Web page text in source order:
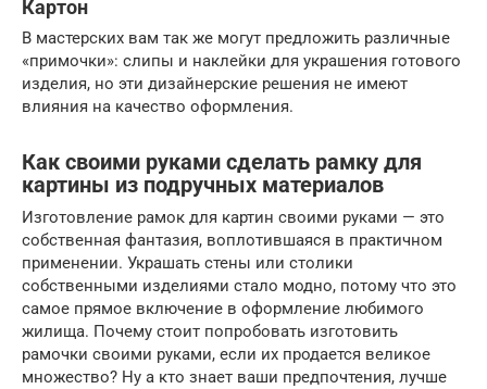
Картон
В мастерских вам так же могут предложить различные
«примочки»: слипы и наклейки для украшения готового
изделия, но эти дизайнерские решения не имеют
влияния на качество оформления.
Как своими руками сделать рамку для
картины из подручных материалов
Изготовление рамок для картин своими руками — это
собственная фантазия, воплотившаяся в практичном
применении. Украшать стены или столики
собственными изделиями стало модно, потому что это
самое прямое включение в оформление любимого
жилища. Почему стоит попробовать изготовить
рамочки своими руками, если их продается великое
множество? Ну а кто знает ваши предпочтения, лучше